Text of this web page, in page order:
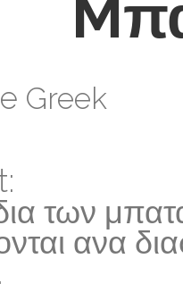
Greek
των
ανα